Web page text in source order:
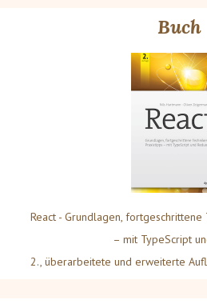
Buch
React - Grundlagen, fortgeschrittene
– mit TypeScript
2., überarbeitete und erweiterte